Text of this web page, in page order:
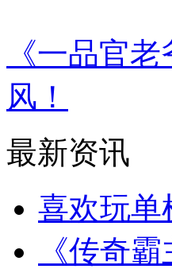
《一品官
风！
最新资讯
喜欢玩单
《传奇